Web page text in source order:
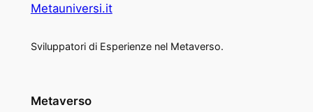
Metauniversi.it
Sviluppatori di Esperienze nel Metaverso.
Metaverso